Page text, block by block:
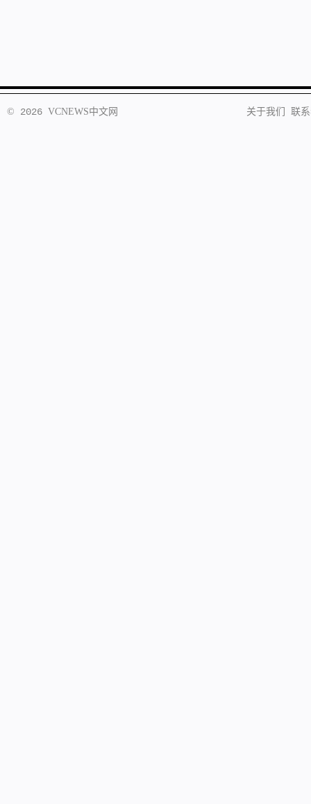
© 2026 VCNEWS中文网 关于我们 联